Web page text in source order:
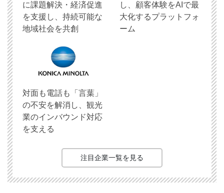
に課題解決・経済促進
を支援し、持続可能な
地域社会を共創
し、顧客体験をAIで最
大化するプラットフォ
ーム
対面も電話も「言葉」
の不安を解消し、観光
業のインバウンド対応
を支える
注目企業一覧を見る